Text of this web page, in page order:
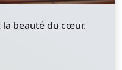
la beauté du cœur.